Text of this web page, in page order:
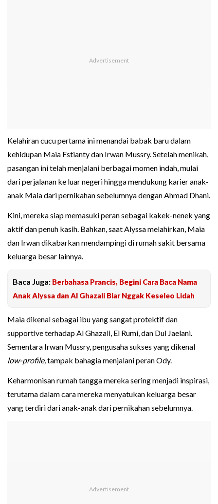
Kelahiran cucu pertama ini menandai babak baru dalam
kehidupan Maia Estianty dan Irwan Mussry. Setelah menikah,
pasangan ini telah menjalani berbagai momen indah, mulai
dari perjalanan ke luar negeri hingga mendukung karier anak-
anak Maia dari pernikahan sebelumnya dengan Ahmad Dhani.
Kini, mereka siap memasuki peran sebagai kakek-nenek yang
aktif dan penuh kasih. Bahkan, saat Alyssa melahirkan, Maia
dan Irwan dikabarkan mendampingi di rumah sakit bersama
keluarga besar lainnya.
Baca Juga: Berbahasa Prancis, Begini Cara Baca Nama
Anak Alyssa dan Al Ghazali Biar Nggak Keseleo Lidah
Maia dikenal sebagai ibu yang sangat protektif dan
supportive terhadap Al Ghazali, El Rumi, dan Dul Jaelani.
Sementara Irwan Mussry, pengusaha sukses yang dikenal
low-profile,tampak bahagia menjalani peran Ody.
Keharmonisan rumah tangga mereka sering menjadi inspirasi,
terutama dalam cara mereka menyatukan keluarga besar
yang terdiri dari anak-anak dari pernikahan sebelumnya.